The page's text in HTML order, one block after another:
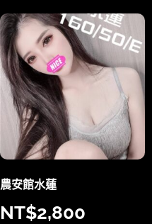
農安館水蓮
NT$2,800